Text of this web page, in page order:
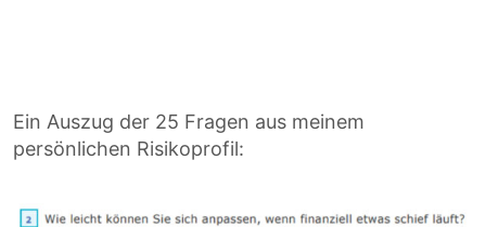
Ein Auszug der 25 Fragen aus meinem
persönlichen Risikoprofil: